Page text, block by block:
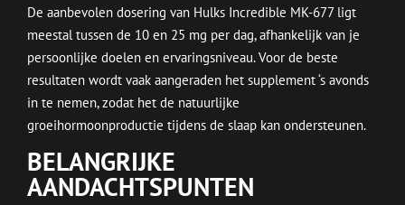
De aanbevolen dosering van Hulks Incredible MK-677 ligt
meestal tussen de 10 en 25 mg per dag, afhankelijk van je
persoonlijke doelen en ervaringsniveau. Voor de beste
resultaten wordt vaak aangeraden het supplement ‘s avonds
in te nemen, zodat het de natuurlijke
groeihormoonproductie tijdens de slaap kan ondersteunen.
BELANGRIJKE
AANDACHTSPUNTEN